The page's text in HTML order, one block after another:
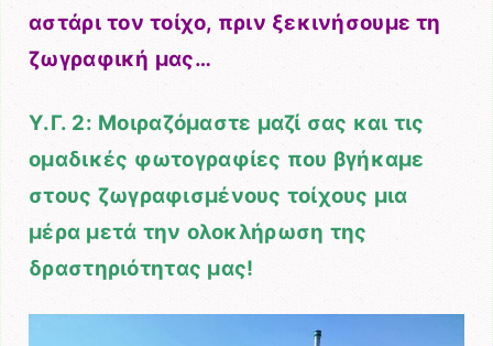
αστάρι τον τοίχο, πριν ξεκινήσουμε τη
ζωγραφική μας…
Υ.Γ. 2: Μοιραζόμαστε μαζί σας και τις
ομαδικές φωτογραφίες που βγήκαμε
στους ζωγραφισμένους τοίχους μια
μέρα μετά την ολοκλήρωση της
δραστηριότητας μας!